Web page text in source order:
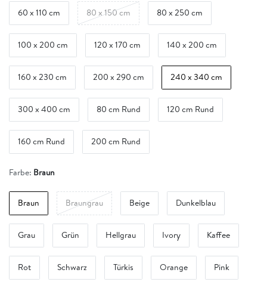
60 x 110 cm 80 x 150 cm 80 x 250 cm
100 x 200 cm 120 x 170 cm 140 x 200 cm
160 x 230 cm 200 x 290 cm 240 x 340 cm
300 x 400 cm 80 cm Rund 120 cm Rund
160 cm Rund 200 cm Rund
Farbe: Braun
Braun Braungrau Beige Dunkelblau
Grau Grün Hellgrau Ivory Kaffee
Rot Schwarz Türkis Orange Pink